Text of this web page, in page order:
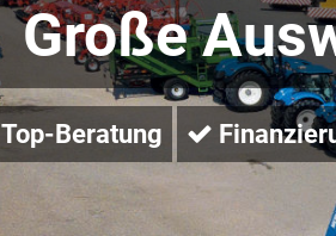
Große
Top-Beratung